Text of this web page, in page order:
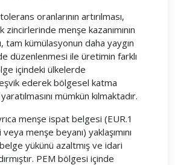
oranlarının artırılması,
zincirlerinde menşe kazanımının
tam kümülasyonun daha yaygın
düzenlenmesi ile üretimin farklı
içindeki ülkelerde
ederek bölgesel katma
mümkün kılmaktadır.
menşe ispat belgesi (EUR.1
menşe beyanı) yaklaşımını
yükünü azaltmış ve idari
PEM bölgesi içinde